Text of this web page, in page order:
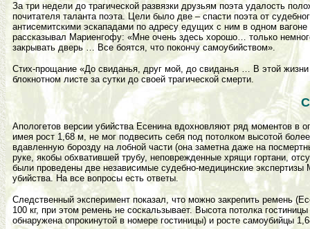
За три недели до трагической развязки друзьям поэта удалость
почитателя таланта поэта. Цели было две – спасти поэта от
антисемитскими эскападами по адресу едущих с ним в одном
рассказывал Мариенгофу: «Мне очень здесь хорошо… только
закрывать дверь … Все боятся, что покончу самоубийством».
Стих-прощание «До свиданья, друг мой, до свиданья … В этой
блокнотном листе за сутки до своей трагической смерти.
Апологетов версии убийства Есенина вдохновляют ряд моментов в
имея рост 1,68 м, не мог подвесить себя под потолком высотой
вдавленную борозду на лобной части (она заметна даже на
руке, якобы обхватившей трубу, неповрежденные хрящи гортани,
были проведены две независимые судебно-медицинские
убийства. На все вопросы есть ответы.
Следственный эксперимент показал, что можно закрепить ремень
100 кг, при этом ремень не соскальзывает. Высота потолка
обнаружена опрокинутой в номере гостиницы) и росте самоубийцы